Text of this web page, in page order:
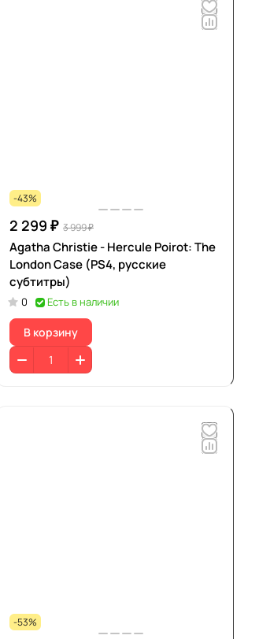
-43%
2 299 ₽ 3 999 ₽
Agatha Christie - Hercule Poirot: The
London Case (PS4, русские
субтитры)
0 Есть в наличии
В корзину
-53%